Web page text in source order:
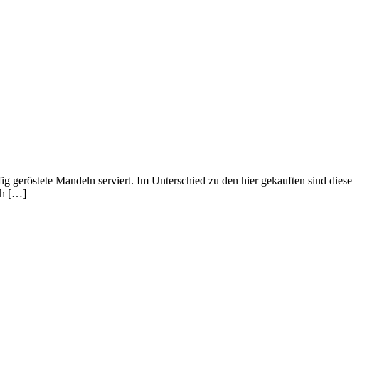
geröstete Mandeln serviert. Im Unterschied zu den hier gekauften sind diese
[…]